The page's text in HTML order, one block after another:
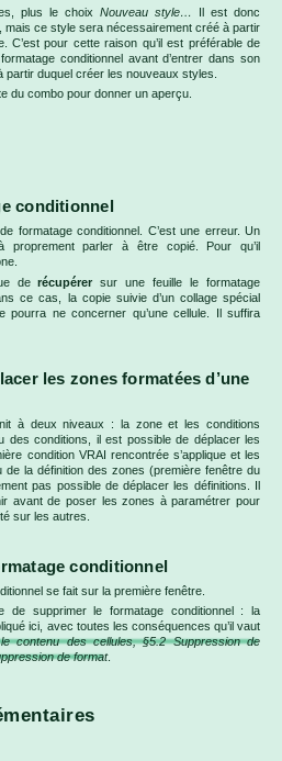
plus le choix Nouveau style… Il est donc
ce style sera nécessairement créé à partir
C’est pour cette raison qu’il est préférable de
conditionnel avant d’entrer dans son
duquel créer les nouveaux styles.
du combo pour donner un aperçu.
conditionnel
formatage conditionnel. C’est une erreur. Un
proprement parler à être copié. Pour qu’il
derécupérer sur une feuille le formatage
ce cas, la copie suivie d’un collage spécial
pourra ne concerner qu’une cellule. Il suffira
les zones formatées d’une
à deux niveaux : la zone et les conditions
des conditions, il est possible de déplacer les
condition VRAI rencontrée s’applique et les
de la définition des zones (première fenêtre du
pas possible de déplacer les définitions. Il
avant de poser les zones à paramétrer pour
sur les autres.
conditionnel
se fait sur la première fenêtre.
de supprimer le formatage conditionnel : la
ici, avec toutes les conséquences qu’il vaut
contenu des cellules, §5.2 Suppression de
de format.